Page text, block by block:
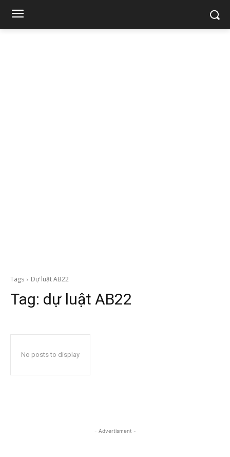
Tags Dự luật AB22
Tag: dự luật AB22
No posts to display
- Advertisment -